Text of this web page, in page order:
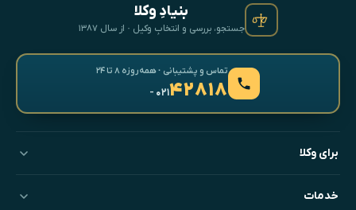
بنیادِ وکلا
جستجو، بررسی و انتخابِ وکیل · از سال ۱۳۸۷
تماس و پشتیبانی · همه‌روزه ۸ تا ۲۴
۴۲۸۱۸- ۰۲۱
برای وکلا
خدمات